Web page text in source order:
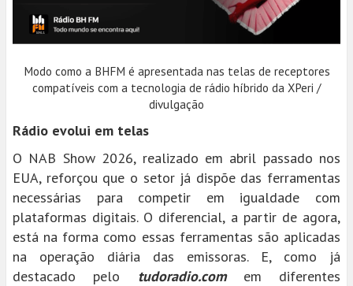
Modo como a BHFM é apresentada nas telas de receptores
compatíveis com a tecnologia de rádio híbrido da XPeri /
divulgação
Rádio evolui em telas
O NAB Show 2026, realizado em abril passado nos
EUA, reforçou que o setor já dispõe das ferramentas
necessárias para competir em igualdade com
plataformas digitais. O diferencial, a partir de agora,
está na forma como essas ferramentas são aplicadas
na operação diária das emissoras. E, como já
destacado pelo tudoradio.comem diferentes